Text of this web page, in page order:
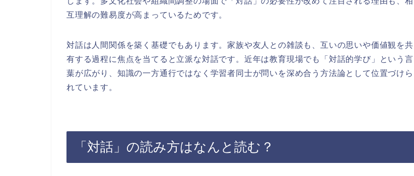
互理解の難易度が高まっているためです。
対話は人間関係を築く基礎でもあります。家族や友人との雑談も、互いの思いや価値観を共
有する過程に焦点を当てると立派な対話です。近年は教育現場でも「対話的学び」という言
葉が広がり、知識の一方通行ではなく学習者同士が問いを深め合う方法論として位置づけら
れています。
「対話」の読み方はなんと読む？